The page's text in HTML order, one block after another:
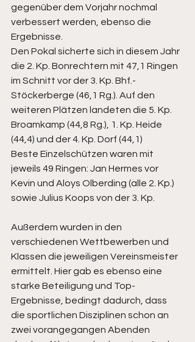
gegenüber dem Vorjahr nochmal
verbessert werden, ebenso die
Ergebnisse.
Den Pokal sicherte sich in diesem Jahr
die 2. Kp. Bonrechtern mit 47,1 Ringen
im Schnitt vor der 3. Kp. Bhf.-
Stöckerberge (46,1 Rg.). Auf den
weiteren Plätzen landeten die 5. Kp.
Broamkamp (44,8 Rg.), 1. Kp. Heide
(44,4) und der 4. Kp. Dorf (44,1)
Beste Einzelschützen waren mit
jeweils 49 Ringen: Jan Hermes vor
Kevin und Aloys Olberding (alle 2. Kp.)
sowie Julius Koops von der 3. Kp.
Außerdem wurden in den
verschiedenen Wettbewerben und
Klassen die jeweiligen Vereinsmeister
ermittelt. Hier gab es ebenso eine
starke Beteiligung und Top-
Ergebnisse, bedingt dadurch, dass
die sportlichen Disziplinen schon an
zwei vorangegangen Abenden